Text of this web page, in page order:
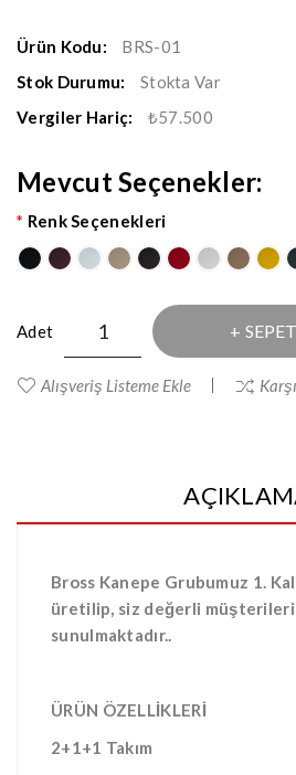
Ürün Kodu:
BRS-01
Stok Durumu:
Stokta Var
Vergiler Hariç:
₺57.500
Mevcut Seçenekler:
Renk Seçenekleri
Adet
Alışveriş Listeme Ekle
Bross Kanepe Grubumuz 1.
üretilip, siz değerli
sunulmaktadır..
ÜRÜN ÖZELLİKLERİ
2+1+1 Takım